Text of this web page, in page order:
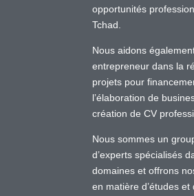
opportunités
Tchad.
Nous aidons
entrepreneur dans la
projets pour
l’élaboration de
création de CV
Nous sommes un
d’experts spécialisés
domaines et offrons
en matière d’études et